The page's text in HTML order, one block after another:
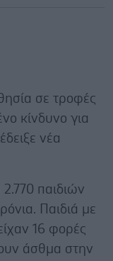
σε τροφές
κίνδυνο για
νέα
παιδιών
Παιδιά με
16 φορές
άσθμα στην